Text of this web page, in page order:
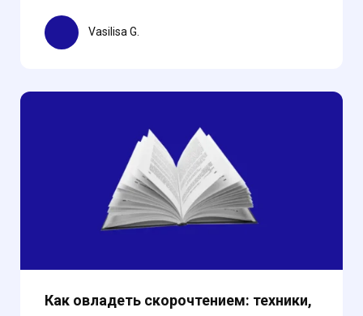
Vasilisa G.
Как овладеть скорочтением: техники,